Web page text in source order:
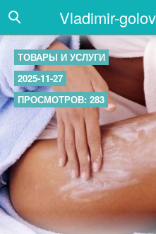
Vladimir-
ТОВАРЫ И УСЛУГИ
2025-11-27
ПРОСМОТРОВ: 283